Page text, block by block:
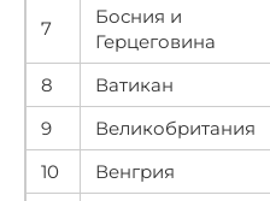
7
Босния и
Герцеговина
8 Ватикан
9
Великобритания
10
Венгрия